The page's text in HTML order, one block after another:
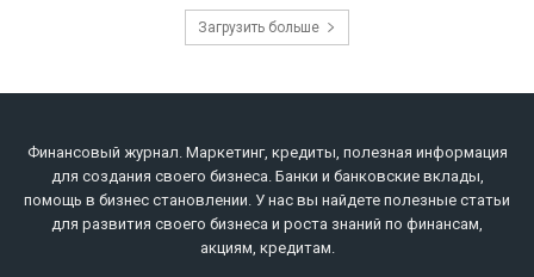
Загрузить больше
Финансовый журнал. Маркетинг, кредиты, полезная информация
для создания своего бизнеса. Банки и банковские вклады,
помощь в бизнес становлении. У нас вы найдете полезные статьи
для развития своего бизнеса и роста знаний по финансам,
акциям, кредитам.